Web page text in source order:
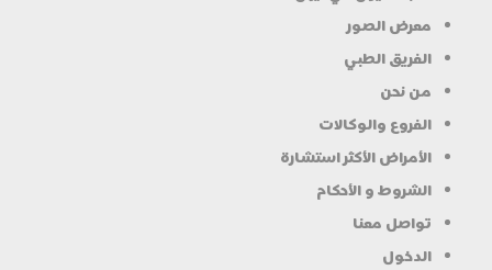
معرض الصور
الفريق الطبي
من نحن
الفروع والوكالات
الأمراض الأكثر استشارة
الشروط و الأحكام
تواصل معنا
الدخول